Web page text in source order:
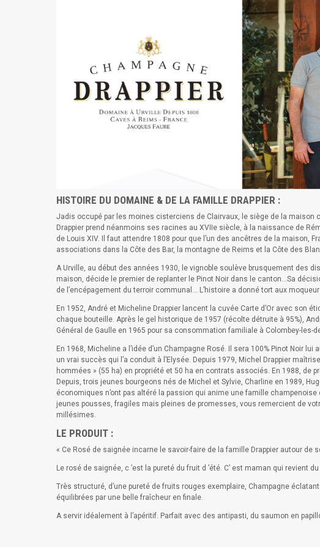
HISTOIRE DU DOMAINE & DE LA FAMILLE DRAPPIER :
Jadis occupé par les moines cisterciens de Clairvaux, le siège de la maison
Drappier prend néanmoins ses racines au XVIIe siècle, à la naissance de
de Louis XIV. Il faut attendre 1808 pour que l’un des ancêtres de la maison,
associations dans la Côte des Bar, la montagne de Reims et la Côte des
A Urville, au début des années 1930, le vignoble soulève brusquement des
maison, décide le premier de replanter le Pinot Noir dans le canton…Sa
de l’encépagement du terroir communal… L’histoire a donné tort aux
En 1952, André et Micheline Drappier lancent la cuvée Carte d’Or avec
chaque bouteille. Après le gel historique de 1957 (récolte détruite à 95%),
Général de Gaulle en 1965 pour sa consommation familiale à Colombey-les-
En 1968, Micheline a l’idée d’un Champagne Rosé. Il sera 100% Pinot Noir
un vrai succès qui l’a conduit à l’Elysée. Depuis 1979, Michel Drappier
hommées » (55 ha) en propriété et 50 ha en contrats associés. En 1988, de
Depuis, trois jeunes bourgeons nés de Michel et Sylvie, Charline en 1989,
économiques n’ont pas altéré la passion qui anime une famille
jeunes pousses, fragiles mais pleines de promesses, vous remercient de
millésimes.
LE PRODUIT :
« Ce Rosé de saignée incarne le savoir-faire de la famille Drappier autour
Le rosé de saignée, c ’est la pureté du fruit d ’été. C’ est maman qui revient
Très structuré, d’une pureté de fruits rouges exemplaire, Champagne
équilibrées par une belle fraîcheur en finale.
A servir idéalement à l’apéritif. Parfait avec des antipasti, du saumon en